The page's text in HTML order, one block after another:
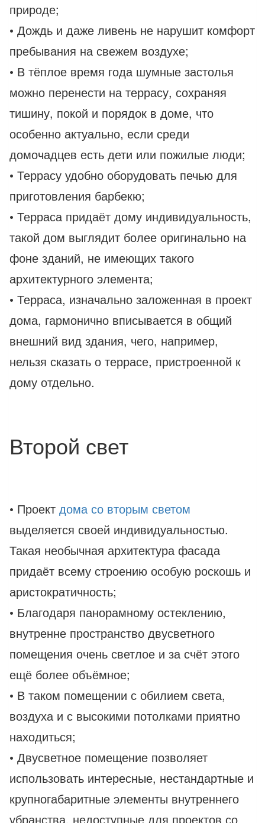
природе;
• Дождь и даже ливень не нарушит комфорт
пребывания на свежем воздухе;
• В тёплое время года шумные застолья
можно перенести на террасу, сохраняя
тишину, покой и порядок в доме, что
особенно актуально, если среди
домочадцев есть дети или пожилые люди;
• Террасу удобно оборудовать печью для
приготовления барбекю;
• Терраса придаёт дому индивидуальность,
такой дом выглядит более оригинально на
фоне зданий, не имеющих такого
архитектурного элемента;
• Терраса, изначально заложенная в проект
дома, гармонично вписывается в общий
внешний вид здания, чего, например,
нельзя сказать о террасе, пристроенной к
дому отдельно.
Второй свет
• Проект дома со вторым светом
выделяется своей индивидуальностью.
Такая необычная архитектура фасада
придаёт всему строению особую роскошь и
аристократичность;
• Благодаря панорамному остеклению,
внутренне пространство двусветного
помещения очень светлое и за счёт этого
ещё более объёмное;
• В таком помещении с обилием света,
воздуха и с высокими потолками приятно
находиться;
• Двусветное помещение позволяет
использовать интересные, нестандартные и
крупногабаритные элементы внутреннего
убранства, недоступные для проектов со